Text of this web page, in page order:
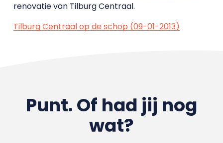
renovatie van Tilburg Centraal.
Tilburg Centraal op de schop (09-01-2013)
Punt. Of had jij nog
wat?